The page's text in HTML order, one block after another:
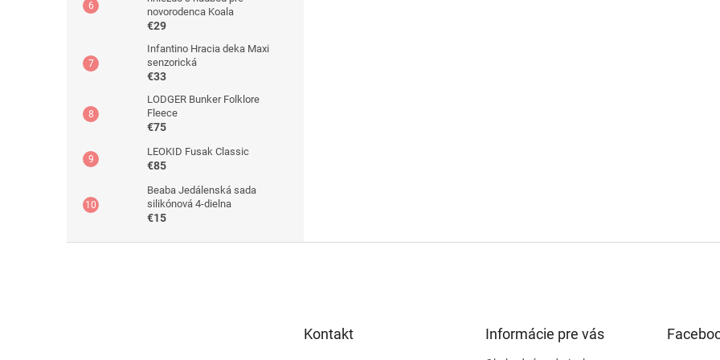
novorodenca Koala
€29
Infantino Hracia deka Maxi
senzorická
€33
LODGER Bunker Folklore
Fleece
€75
LEOKID Fusak Classic
€85
Beaba Jedálenská sada
silikónová 4-dielna
€15
Kontakt Informácie pre vás